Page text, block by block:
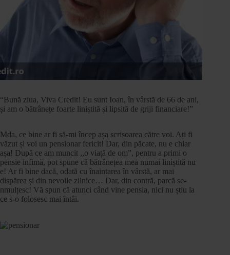
“Bună ziua, Viva Credit! Eu sunt Ioan, în vârstă de 66 de ani,
și am o bătrânețe foarte liniștită și lipsită de griji financiare!”
Mda, ce bine ar fi să-mi încep așa scrisoarea către voi. Ați fi
văzut și voi un pensionar fericit! Dar, din păcate, nu e chiar
așa! După ce am muncit ,,o viață de om”, pentru a primi o
pensie infimă, pot spune că bătrânețea mea numai liniștită nu
e! Ar fi bine dacă, odată cu înaintarea în vârstă, ar mai
dispărea și din nevoile zilnice… Dar, din contră, parcă se-
nmulțesc! Vă spun că atunci când vine pensia, nici nu știu la
ce s-o folosesc mai întâi.